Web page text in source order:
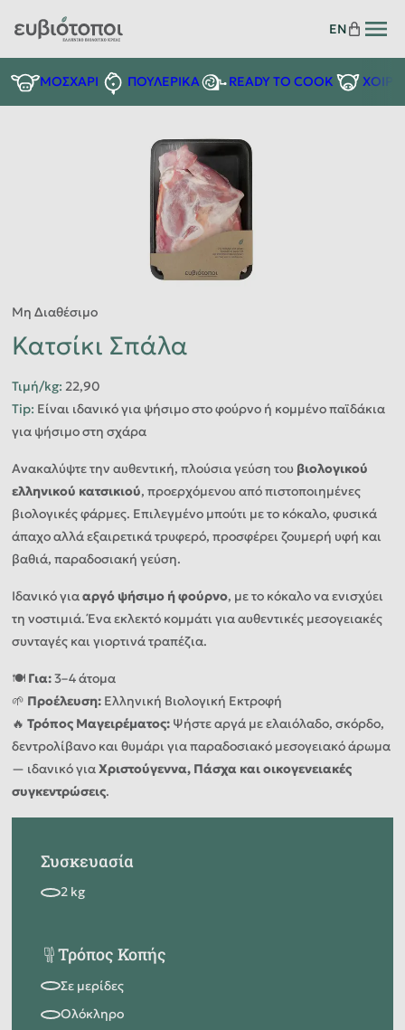
EN
ΜΟΣΧΑΡΙ ΠΟΥΛΕΡΙΚΑ READY TO COOK
Μη Διαθέσιμο
Κατσίκι Σπάλα
Τιμή/kg: 22,90
Tip: Είναι ιδανικό για ψήσιμο στο φούρνο ή κομμένο παϊδάκια
για ψήσιμο στη σχάρα
Ανακαλύψτε την αυθεντική, πλούσια γεύση του βιολογικού
ελληνικού κατσικιού, προερχόμενου από πιστοποιημένες
βιολογικές φάρμες. Επιλεγμένο μπούτι με το κόκαλο, φυσικά
άπαχο αλλά εξαιρετικά τρυφερό, προσφέρει ζουμερή υφή και
βαθιά, παραδοσιακή γεύση.
Ιδανικό γιααργό ψήσιμο ή φούρνο, με το κόκαλο να ενισχύει
τη νοστιμιά. Ένα εκλεκτό κομμάτι για αυθεντικές μεσογειακές
συνταγές και γιορτινά τραπέζια.
🍽️ Για:3–4 άτομα
🌱 Προέλευση:Ελληνική Βιολογική Εκτροφή
🔥 Τρόπος Μαγειρέματος:Ψήστε αργά με ελαιόλαδο, σκόρδο,
δεντρολίβανο και θυμάρι για παραδοσιακό μεσογειακό άρωμα
— ιδανικό γιαΧριστούγεννα, Πάσχα και οικογενειακές
συγκεντρώσεις.
Συσκευασία
Τρόπος Κοπής